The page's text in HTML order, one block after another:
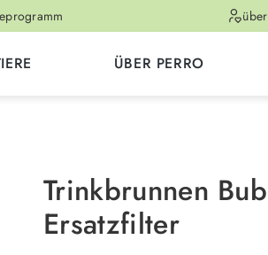
ÜBER PERRO
Trinkbrunnen
Ersatzfilter